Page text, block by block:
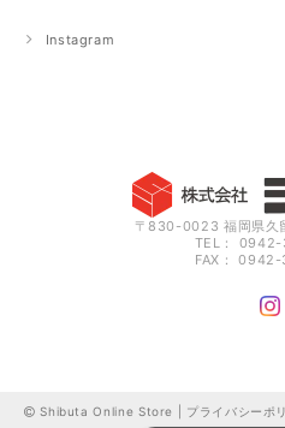
Instagram
〒830-0023 福岡県久
TEL：
FAX：
Shibuta Online Store | プライバシーポ